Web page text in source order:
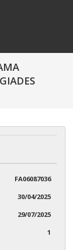
FA06087036
30/04/2025
29/07/2025
1